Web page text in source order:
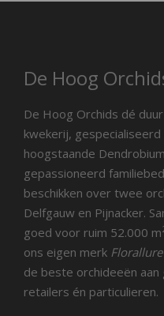
De Hoog
De Hoog Orchids dé
kwekerij,
hoogstaande
gepassioneerd
beschikken over twee
Delfgauw en Pijnacker.
goed voor ruim 52.000 m
ons eigen merk
de beste orchideeën
retailers én particulieren.